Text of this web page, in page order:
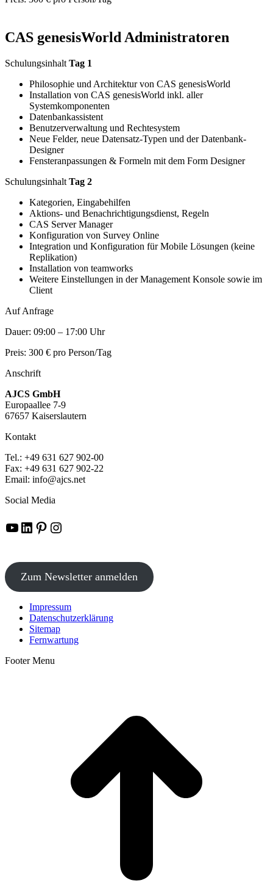
CAS genesisWorld Administratoren
Schulungsinhalt Tag 1
Philosophie und Architektur von CAS genesisWorld
Installation von CAS genesisWorld inkl. aller
Systemkomponenten
Datenbankassistent
Benutzerverwaltung und Rechtesystem
Neue Felder, neue Datensatz-Typen und der Datenbank-
Designer
Fensteranpassungen & Formeln mit dem Form Designer
Schulungsinhalt Tag 2
Kategorien, Eingabehilfen
Aktions- und Benachrichtigungsdienst, Regeln
CAS Server Manager
Konfiguration von Survey Online
Integration und Konfiguration für Mobile Lösungen (keine
Replikation)
Installation von teamworks
Weitere Einstellungen in der Management Konsole sowie im
Client
Auf Anfrage
Dauer: 09:00 – 17:00 Uhr
Preis: 300 € pro Person/Tag
Anschrift
AJCS GmbH
Europaallee 7-9
67657 Kaiserslautern
Kontakt
Tel.: +49 631 627 902-00
Fax: +49 631 627 902-22
Email: info@ajcs.net
Social Media
YouTube
LinkedIn
Pinterest
Instagram
Zum Newsletter anmelden
Impressum
Datenschutzerklärung
Sitemap
Fernwartung
Footer Menu